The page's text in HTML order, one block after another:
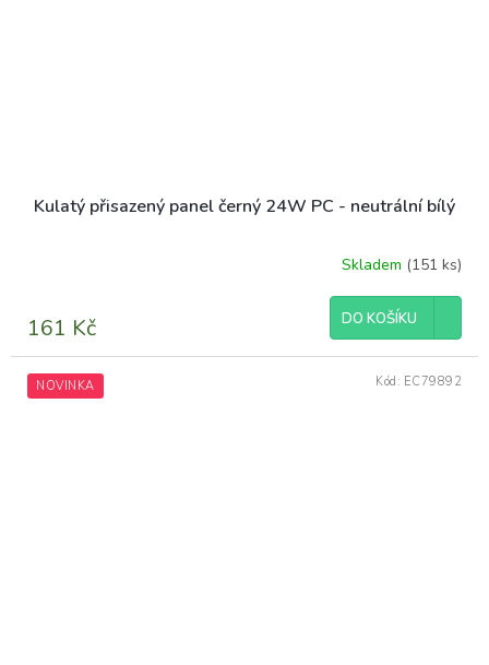
Kulatý přisazený panel černý 24W PC - neutrální bílý
Skladem (151 ks)
161 Kč DO KOŠÍKU
NOVINKA Kód: EC79892